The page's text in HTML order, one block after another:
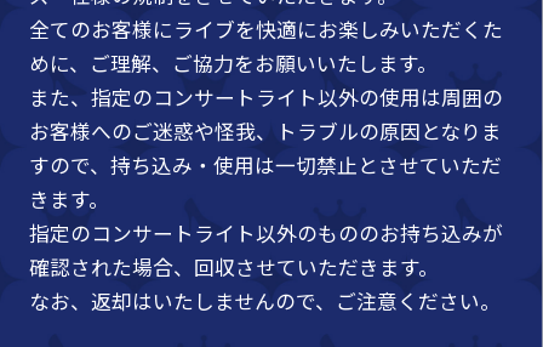
全てのお客様にライブを快適にお楽しみいただくた
めに、ご理解、ご協力をお願いいたします。
また、指定のコンサートライト以外の使用は周囲の
お客様へのご迷惑や怪我、トラブルの原因となりま
すので、持ち込み・使用は一切禁止とさせていただ
きます。
指定のコンサートライト以外のもののお持ち込みが
確認された場合、回収させていただきます。
なお、返却はいたしませんので、ご注意ください。